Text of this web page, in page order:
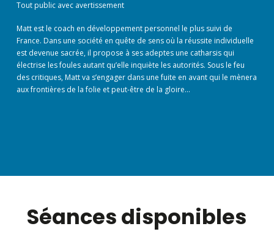
Tout public avec avertissement
Matt est le coach en développement personnel le plus suivi de
France. Dans une société en quête de sens où la réussite individuelle
est devenue sacrée, il propose à ses adeptes une catharsis qui
électrise les foules autant qu’elle inquiète les autorités. Sous le feu
des critiques, Matt va s’engager dans une fuite en avant qui le mènera
aux frontières de la folie et peut-être de la gloire…
Séances disponibles